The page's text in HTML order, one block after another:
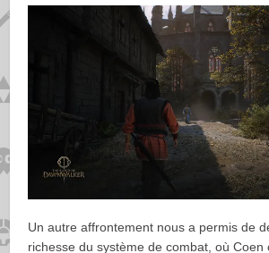
Un autre affrontement nous a permis de
richesse du système de combat, où Coen